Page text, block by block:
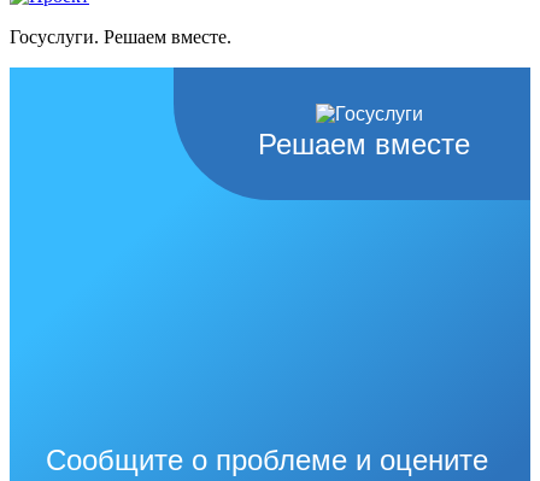
Госуслуги. Решаем вместе.
Решаем вместе
Сообщите о проблеме и оцените